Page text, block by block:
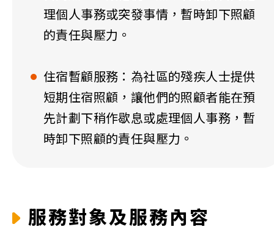
理個人事務或突發事情，暫時卸下照顧
的責任與壓力。
住宿暫顧服務：為社區的殘疾人士提供
短期住宿照顧，讓他們的照顧者能在預
先計劃下稍作歇息或處理個人事務，暫
時卸下照顧的責任與壓力。
服務對象及服務內容